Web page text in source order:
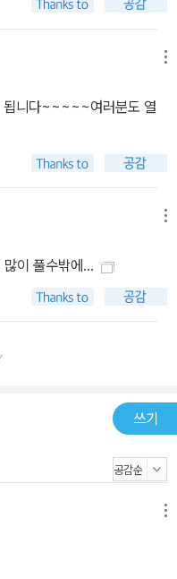
됩니다~~~~~여러분도 열
이 풀수밖에...
쓰기